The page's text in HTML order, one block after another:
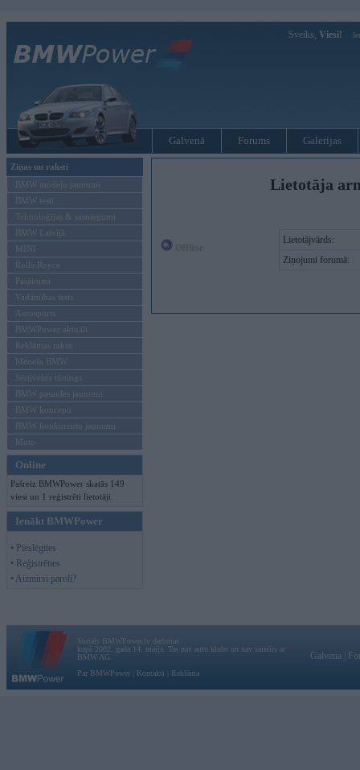
Sveiks, Viesi!
Galvenā Forums Galerijas
Ziņas un raksti
BMW modeļu jaunumi
BMW testi
Tehnoloģijas & sasniegumi
BMW Latvijā
MINI
Rolls-Royce
Pasākumi
Vadāmības tests
Autosports
BMWPower aktuāli
Reklāmas raksti
Mēneša BMW
Sērijveida tūnings
BMW pasaules jaunumi
BMW koncepti
BMW konkurentu jaunumi
Moto
Online
Pašreiz BMWPower skatās 149
viesi un 1 reģistrēti lietotāji.
Ienākt BMWPower
• Pieslēgties
• Reģistrēties
• Aizmirsi paroli?
Lietotāja
Lietotājvārds:
Ziņojumi forumā:
Vortāls BMWPower.lv darbojas
kopš 2002. gada 14. maija. Tas nav auto klubs un nav saistīts ar
BMW AG.
Par BMWPower
Kontakti Reklāma
Galvena